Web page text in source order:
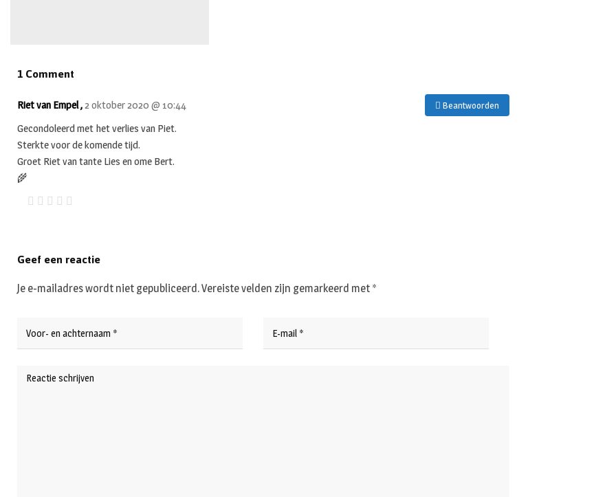
1 Comment
Beantwoorden
Riet van Empel ,2 oktober 2020 @ 10:44
Gecondoleerd met het verlies van Piet.
Sterkte voor de komende tijd.
Groet Riet van tante Lies en ome Bert.
🌾
Geef een reactie
Je e-mailadres wordt niet gepubliceerd.Vereiste velden zijn gemarkeerd met *